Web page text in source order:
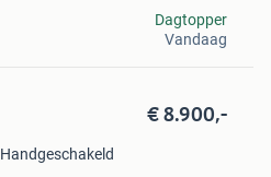
Dagtopper
Vandaag
€ 8.900,-
Handgeschakeld